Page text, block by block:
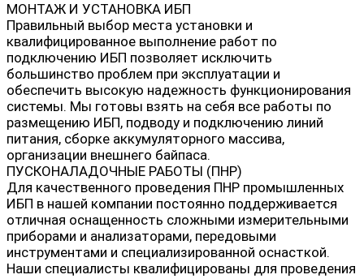
МОНТАЖ И УСТАНОВКА ИБП
Правильный выбор места установки и
квалифицированное выполнение работ по
подключению ИБП позволяет исключить
большинство проблем при эксплуатации и
обеспечить высокую надежность функционирования
системы. Мы готовы взять на себя все работы по
размещению ИБП, подводу и подключению линий
питания, сборке аккумуляторного массива,
организации внешнего байпаса.
ПУСКОНАЛАДОЧНЫЕ РАБОТЫ (ПНР)
Для качественного проведения ПНР промышленных
ИБП в нашей компании постоянно поддерживается
отличная оснащенность сложными измерительными
приборами и анализаторами, передовыми
инструментами и специализированной оснасткой.
Наши специалисты квалифицированы для проведения